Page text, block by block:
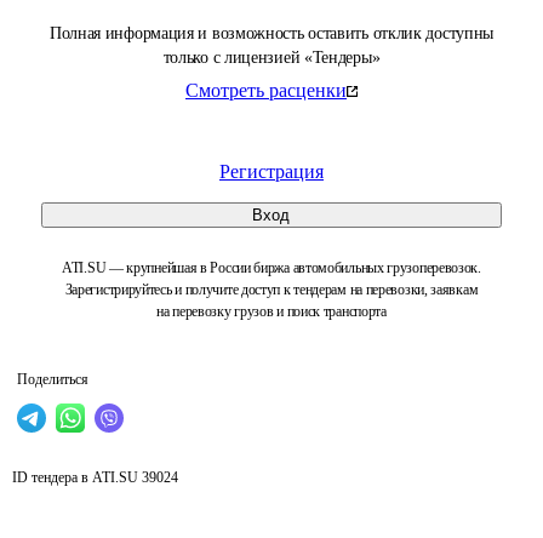
Полная информация и возможность оставить отклик доступны
только с лицензией «Тендеры»
Смотреть расценки
Регистрация
Вход
ATI.SU — крупнейшая в России биржа автомобильных грузоперевозок.
Зарегистрируйтесь и получите доступ к тендерам на перевозки, заявкам
на перевозку грузов и поиск транспорта
Поделиться
ID тендера в ATI.SU 39024